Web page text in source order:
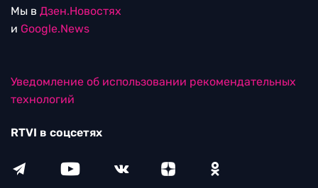
Мы в Дзен.Новостях
и Google.News
Уведомление об использовании рекомендательных
технологий
RTVI в соцсетях